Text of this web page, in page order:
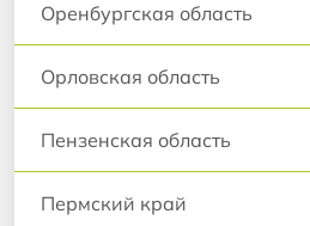
Оренбургская область
Орловская область
Пензенская область
Пермский край